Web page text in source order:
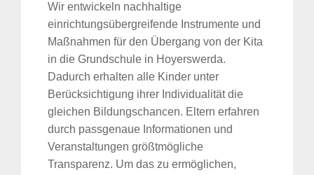
Wir entwickeln nachhaltige
einrichtungsübergreifende Instrumente und
Maßnahmen für den Übergang von der Kita
in die Grundschule in Hoyerswerda.
Dadurch erhalten alle Kinder unter
Berücksichtigung ihrer Individualität die
gleichen Bildungschancen. Eltern erfahren
durch passgenaue Informationen und
Veranstaltungen größtmögliche
Transparenz. Um das zu ermöglichen,